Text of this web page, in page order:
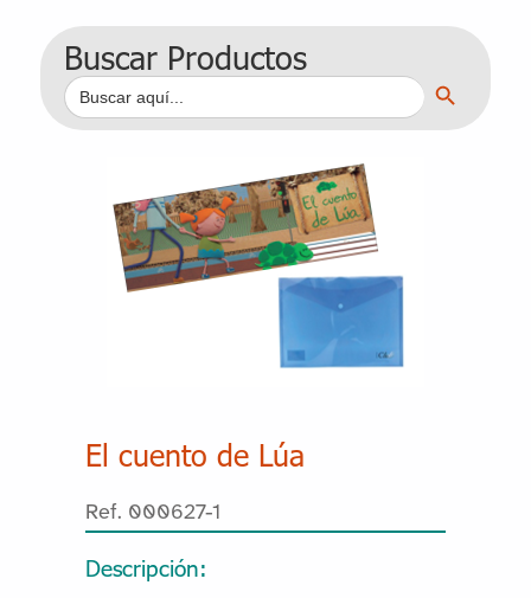
Buscar Productos
Buscar:
El cuento de Lúa
Ref. 000627-1
Descripción: